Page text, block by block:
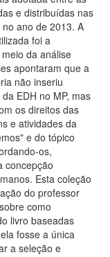
e distribuídas nas
ano de 2013. A
foi a
da análise
apontaram que a
não inseriu
EDH no MP, mas
os direitos das
e atividades da
e do tópico
os,
concepção
Esta coleção
do professor
como
livro baseadas
fosse a única
a seleção e